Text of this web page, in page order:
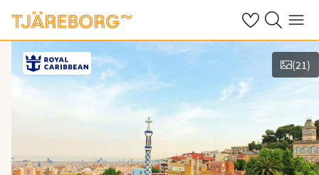
OmatHaku Valikko
(21)